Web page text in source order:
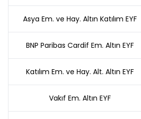
Asya Em. ve Hay. Altın Katılım EYF
BNP Paribas Cardif Em. Altın EYF
Katılım Em. ve Hay. Alt. Altın EYF
Vakıf Em. Altın EYF